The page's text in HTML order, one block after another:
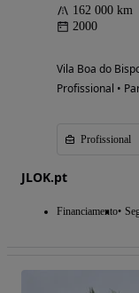
162 000 km
2000
Vila Boa do
Profissional •
Profissional
JLOK.pt
Financiamento